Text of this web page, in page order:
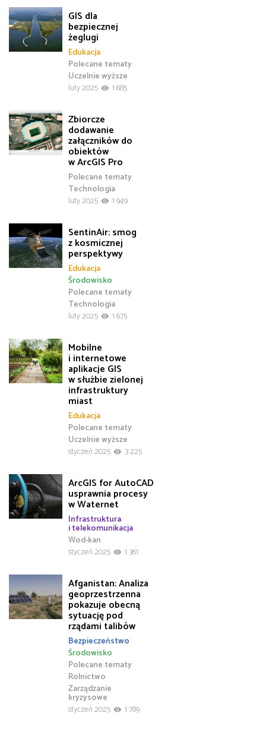
GIS dla
bezpiecznej
żeglugi
Edukacja
Polecane tematy
Uczelnie wyższe
luty 2025
1 685
Zbiorcze
dodawanie
załączników do
obiektów
w ArcGIS Pro
Polecane tematy
Technologia
luty 2025
1 949
SentinAir: smog
z kosmicznej
perspektywy
Edukacja
Polecane tematy
Środowisko
Technologia
luty 2025
1 675
Mobilne
i internetowe
aplikacje GIS
w służbie zielonej
infrastruktury
miast
Edukacja
Polecane tematy
Uczelnie wyższe
styczeń 2025
3 225
ArcGIS for AutoCAD
usprawnia procesy
w Waternet
Infrastruktura
i telekomunikacja
Wod-kan
styczeń 2025
1 361
Afganistan: Analiza
geoprzestrzenna
pokazuje obecną
sytuację pod
rządami talibów
Bezpieczeństwo
Polecane tematy
Rolnictwo
Środowisko
Zarządzanie
kryzysowe
styczeń 2025
1 789